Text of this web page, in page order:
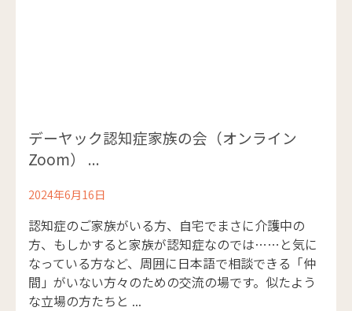
デーヤック認知症家族の会（オンライン
Zoom） ...
2024年6月16日
認知症のご家族がいる方、自宅でまさに介護中の
方、もしかすると家族が認知症なのでは……と気に
なっている方など、周囲に日本語で相談できる「仲
間」がいない方々のための交流の場です。似たよう
な立場の方たちと ...